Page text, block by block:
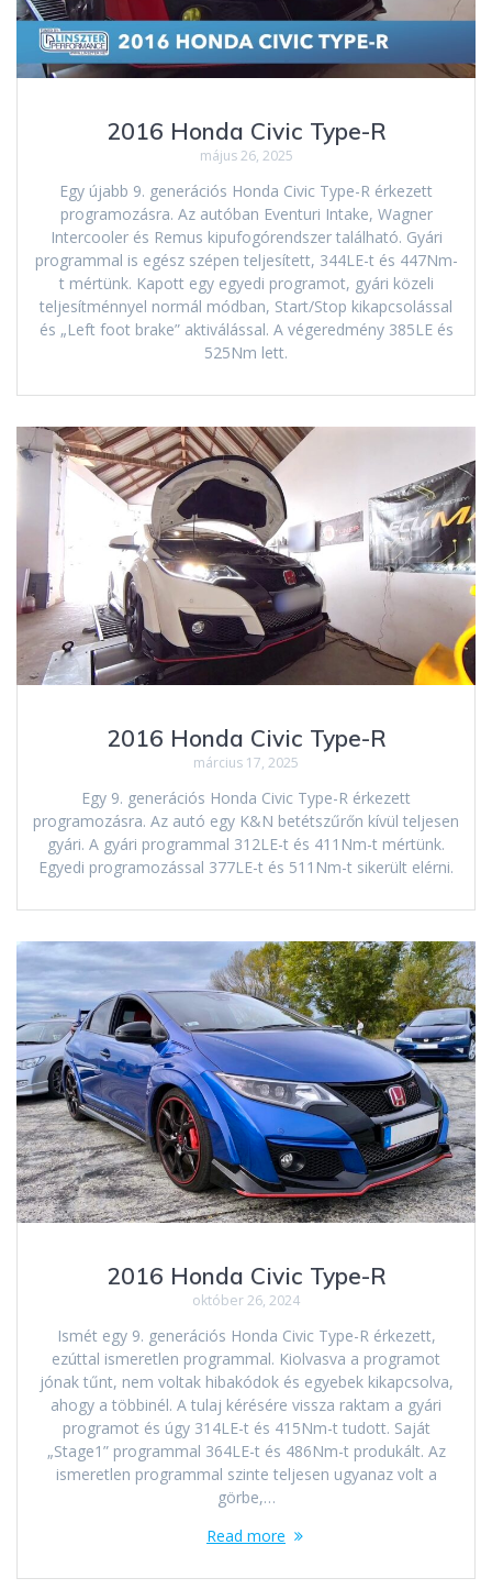
2016 Honda Civic Type-R
május 26, 2025
Egy újabb 9. generációs Honda Civic Type-R érkezett
programozásra. Az autóban Eventuri Intake, Wagner
Intercooler és Remus kipufogórendszer található. Gyári
programmal is egész szépen teljesített, 344LE-t és 447Nm-
t mértünk. Kapott egy egyedi programot, gyári közeli
teljesítménnyel normál módban, Start/Stop kikapcsolással
és „Left foot brake” aktiválással. A végeredmény 385LE és
525Nm lett.
2016 Honda Civic Type-R
március 17, 2025
Egy 9. generációs Honda Civic Type-R érkezett
programozásra. Az autó egy K&N betétszűrőn kívül teljesen
gyári. A gyári programmal 312LE-t és 411Nm-t mértünk.
Egyedi programozással 377LE-t és 511Nm-t sikerült elérni.
2016 Honda Civic Type-R
október 26, 2024
Ismét egy 9. generációs Honda Civic Type-R érkezett,
ezúttal ismeretlen programmal. Kiolvasva a programot
jónak tűnt, nem voltak hibakódok és egyebek kikapcsolva,
ahogy a többinél. A tulaj kérésére vissza raktam a gyári
programot és úgy 314LE-t és 415Nm-t tudott. Saját
„Stage1” programmal 364LE-t és 486Nm-t produkált. Az
ismeretlen programmal szinte teljesen ugyanaz volt a
görbe,…
Read more